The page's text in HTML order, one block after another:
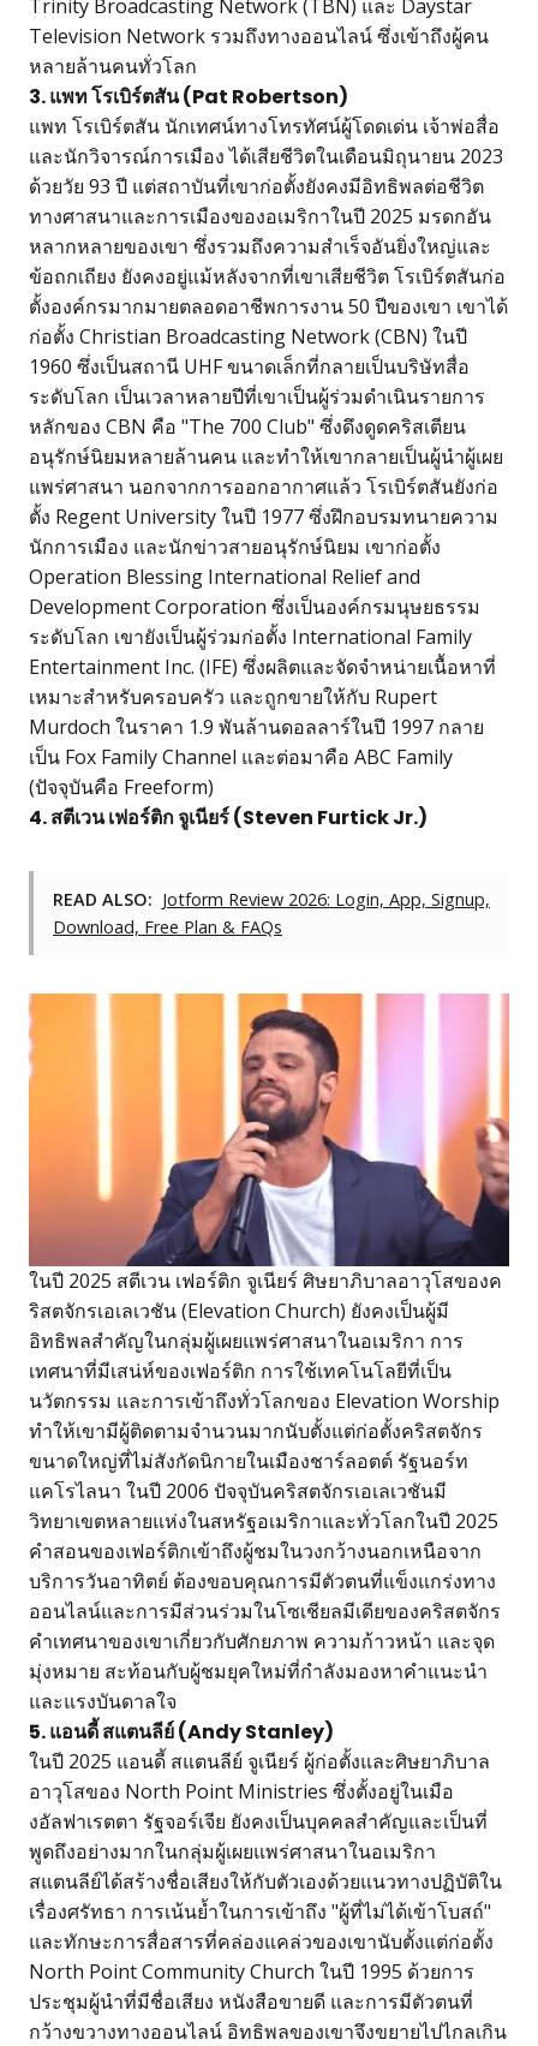
Trinity Broadcasting Network (TBN) และ Daystar
Television Network รวมถึงทางออนไลน์ ซึ่งเข้าถึงผู้คน
หลายล้านคนทั่วโลก
3. แพท โรเบิร์ตสัน (Pat Robertson)
แพท โรเบิร์ตสัน นักเทศน์ทางโทรทัศน์ผู้โดดเด่น เจ้าพ่อสื่อ
และนักวิจารณ์การเมือง ได้เสียชีวิตในเดือนมิถุนายน 2023
ด้วยวัย 93 ปี แต่สถาบันที่เขาก่อตั้งยังคงมีอิทธิพลต่อชีวิต
ทางศาสนาและการเมืองของอเมริกาในปี 2025 มรดกอัน
หลากหลายของเขา ซึ่งรวมถึงความสำเร็จอันยิ่งใหญ่และ
ข้อถกเถียง ยังคงอยู่แม้หลังจากที่เขาเสียชีวิต โรเบิร์ตสันก่อ
ตั้งองค์กรมากมายตลอดอาชีพการงาน 50 ปีของเขา เขาได้
ก่อตั้ง Christian Broadcasting Network (CBN) ในปี
1960 ซึ่งเป็นสถานี UHF ขนาดเล็กที่กลายเป็นบริษัทสื่อ
ระดับโลก เป็นเวลาหลายปีที่เขาเป็นผู้ร่วมดำเนินรายการ
หลักของ CBN คือ "The 700 Club" ซึ่งดึงดูดคริสเตียน
อนุรักษ์นิยมหลายล้านคน และทำให้เขากลายเป็นผู้นำผู้เผย
แพร่ศาสนา นอกจากการออกอากาศแล้ว โรเบิร์ตสันยังก่อ
ตั้ง Regent University ในปี 1977 ซึ่งฝึกอบรมทนายความ
นักการเมือง และนักข่าวสายอนุรักษ์นิยม เขาก่อตั้ง
Operation Blessing International Relief and
Development Corporation ซึ่งเป็นองค์กรมนุษยธรรม
ระดับโลก เขายังเป็นผู้ร่วมก่อตั้ง International Family
Entertainment Inc. (IFE) ซึ่งผลิตและจัดจำหน่ายเนื้อหาที่
เหมาะสำหรับครอบครัว และถูกขายให้กับ Rupert
Murdoch ในราคา 1.9 พันล้านดอลลาร์ในปี 1997 กลาย
เป็น Fox Family Channel และต่อมาคือ ABC Family
(ปัจจุบันคือ Freeform)
4. สตีเวน เฟอร์ติก จูเนียร์ (Steven Furtick Jr.)
READ ALSO: Jotform Review 2026: Login, App, Signup,
Download, Free Plan & FAQs
ในปี 2025 สตีเวน เฟอร์ติก จูเนียร์ ศิษยาภิบาลอาวุโสของค
ริสตจักรเอเลเวชัน (Elevation Church) ยังคงเป็นผู้มี
อิทธิพลสำคัญในกลุ่มผู้เผยแพร่ศาสนาในอเมริกา การ
เทศนาที่มีเสน่ห์ของเฟอร์ติก การใช้เทคโนโลยีที่เป็น
นวัตกรรม และการเข้าถึงทั่วโลกของ Elevation Worship
ทำให้เขามีผู้ติดตามจำนวนมากนับตั้งแต่ก่อตั้งคริสตจักร
ขนาดใหญ่ที่ไม่สังกัดนิกายในเมืองชาร์ลอตต์ รัฐนอร์ท
แคโรไลนา ในปี 2006 ปัจจุบันคริสตจักรเอเลเวชันมี
วิทยาเขตหลายแห่งในสหรัฐอเมริกาและทั่วโลกในปี 2025
คำสอนของเฟอร์ติกเข้าถึงผู้ชมในวงกว้างนอกเหนือจาก
บริการวันอาทิตย์ ต้องขอบคุณการมีตัวตนที่แข็งแกร่งทาง
ออนไลน์และการมีส่วนร่วมในโซเชียลมีเดียของคริสตจักร
คำเทศนาของเขาเกี่ยวกับศักยภาพ ความก้าวหน้า และจุด
มุ่งหมาย สะท้อนกับผู้ชมยุคใหม่ที่กำลังมองหาคำแนะนำ
และแรงบันดาลใจ
5. แอนดี้ สแตนลีย์ (Andy Stanley)
ในปี 2025 แอนดี้ สแตนลีย์ จูเนียร์ ผู้ก่อตั้งและศิษยาภิบาล
อาวุโสของ North Point Ministries ซึ่งตั้งอยู่ในเมือ
งอัลฟาเรตตา รัฐจอร์เจีย ยังคงเป็นบุคคลสำคัญและเป็นที่
พูดถึงอย่างมากในกลุ่มผู้เผยแพร่ศาสนาในอเมริกา
สแตนลีย์ได้สร้างชื่อเสียงให้กับตัวเองด้วยแนวทางปฏิบัติใน
เรื่องศรัทธา การเน้นย้ำในการเข้าถึง "ผู้ที่ไม่ได้เข้าโบสถ์"
และทักษะการสื่อสารที่คล่องแคล่วของเขานับตั้งแต่ก่อตั้ง
North Point Community Church ในปี 1995 ด้วยการ
ประชุมผู้นำที่มีชื่อเสียง หนังสือขายดี และการมีตัวตนที่
กว้างขวางทางออนไลน์ อิทธิพลของเขาจึงขยายไปไกลเกิน